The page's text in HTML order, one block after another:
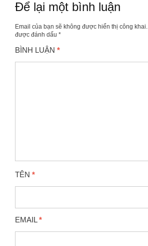
Để lại một bình luận
Email của bạn sẽ không được hiển thị công khai.
được đánh dấu *
BÌNH LUẬN *
TÊN *
EMAIL*